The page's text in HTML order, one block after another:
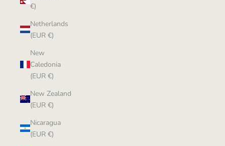
€)
Netherlands
(EUR €)
New
Caledonia
(EUR €)
New Zealand
(EUR €)
Nicaragua
(EUR €)